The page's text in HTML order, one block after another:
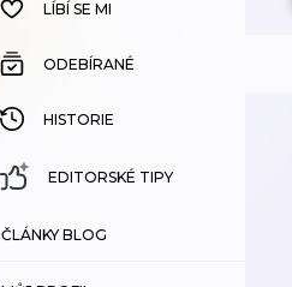
HISTORIE
LÍBÍ SE MI
ODEBÍRANÉ
HISTORIE
EDITORSKÉ TIPY
ČLÁNKY BLOG